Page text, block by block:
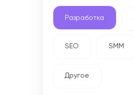
Разработка
SEO SMM
Другое